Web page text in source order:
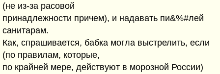
(не из-за расовой
принадлежности причем), и надавать пи&%#лей
санитарам.
Как, спрашивается, бабка могла выстрелить, если
(по правилам, которые,
по крайней мере, действуют в морозной России)